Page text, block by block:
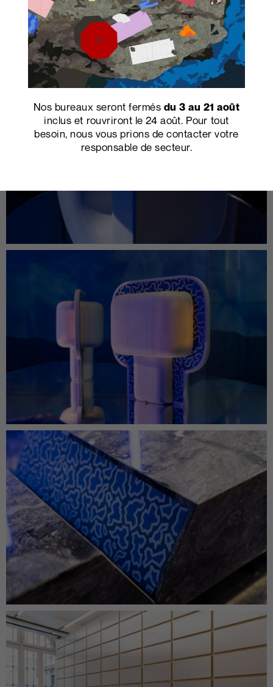
Nos bureaux seront fermés du 3 au 21 août
inclus et rouvriront le 24 août. Pour tout
besoin, nous vous prions de contacter votre
responsable de secteur.